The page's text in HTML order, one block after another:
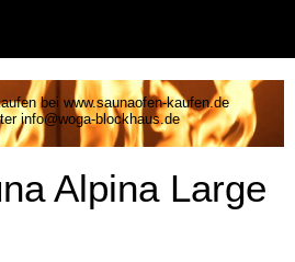
bei www.saunaofen-kaufen.de
info@woga-blockhaus.de
Alpina Large